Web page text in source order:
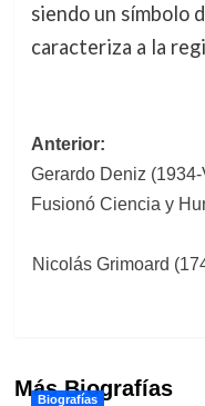
siendo un símbolo
caracteriza a la
Navegación
de
Anterior:
Gerardo Deniz
Fusionó Ciencia y
Nicolás Grimoard
Más Biografías
Biografías